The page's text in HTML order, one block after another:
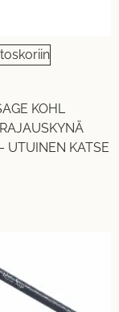
KOHL
UTUINEN KATSE